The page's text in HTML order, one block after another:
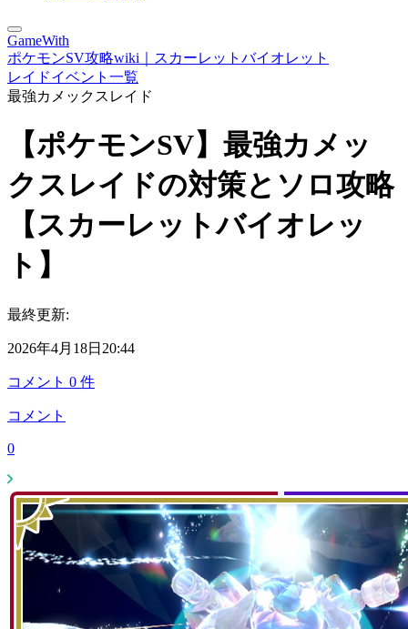
GameWith
ポケモンSV攻略wiki｜スカーレットバイオレット
レイドイベント一覧
最強カメックスレイド
【ポケモンSV】最強カメッ
クスレイドの対策とソロ攻略
【スカーレットバイオレッ
ト】
最終更新:
2026年4月18日20:44
コメント 0 件
コメント
0